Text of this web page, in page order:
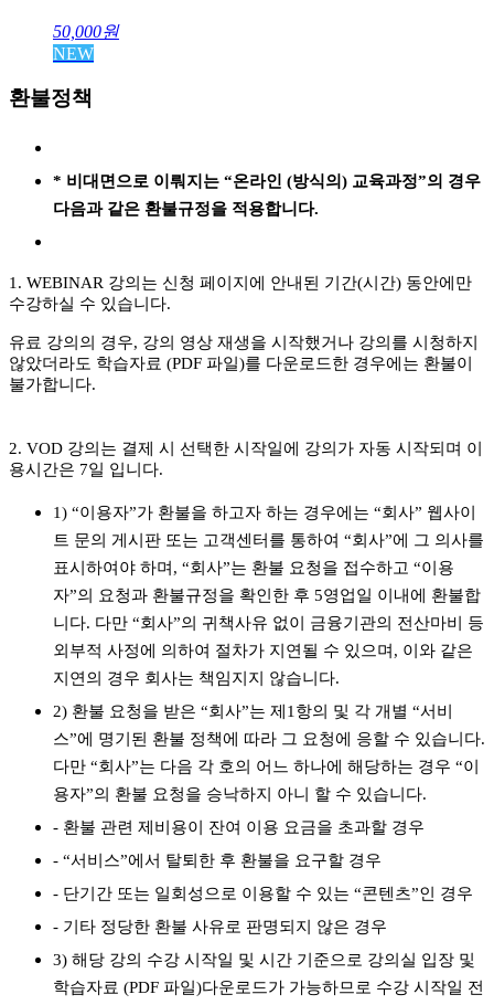
50,000원
NEW
환불정책
* 비대면으로 이뤄지는 “온라인 (방식의) 교육과정”의 경우
다음과 같은 환불규정을 적용합니다.
1. WEBINAR 강의는 신청 페이지에 안내된 기간(시간) 동안에만
수강하실 수 있습니다.
유료 강의의 경우, 강의 영상 재생을 시작했거나 강의를 시청하지
않았더라도 학습자료 (PDF 파일)를 다운로드한 경우에는 환불이
불가합니다.
2. VOD 강의는 결제 시 선택한 시작일에 강의가 자동 시작되며 이
용시간은 7일 입니다.
1) “이용자”가 환불을 하고자 하는 경우에는 “회사” 웹사이
트 문의 게시판 또는 고객센터를 통하여 “회사”에 그 의사를
표시하여야 하며, “회사”는 환불 요청을 접수하고 “이용
자”의 요청과 환불규정을 확인한 후 5영업일 이내에 환불합
니다. 다만 “회사”의 귀책사유 없이 금융기관의 전산마비 등
외부적 사정에 의하여 절차가 지연될 수 있으며, 이와 같은
지연의 경우 회사는 책임지지 않습니다.
2) 환불 요청을 받은 “회사”는 제1항의 및 각 개별 “서비
스”에 명기된 환불 정책에 따라 그 요청에 응할 수 있습니다.
다만 “회사”는 다음 각 호의 어느 하나에 해당하는 경우 “이
용자”의 환불 요청을 승낙하지 아니 할 수 있습니다.
- 환불 관련 제비용이 잔여 이용 요금을 초과할 경우
- “서비스”에서 탈퇴한 후 환불을 요구할 경우
- 단기간 또는 일회성으로 이용할 수 있는 “콘텐츠”인 경우
- 기타 정당한 환불 사유로 판명되지 않은 경우
3) 해당 강의 수강 시작일 및 시간 기준으로 강의실 입장 및
학습자료 (PDF 파일)다운로드가 가능하므로 수강 시작일 전